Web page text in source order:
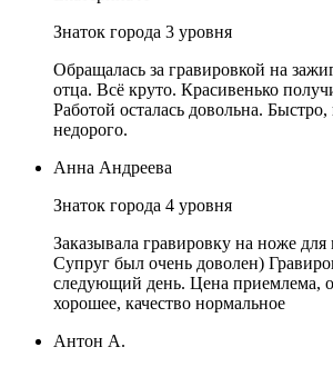
Знаток города 3 уровня
Обращалась за гравировкой на
отца. Всё круто. Красивенько
Работой осталась довольна. Быстро,
недорого.
Анна Андреева
Знаток города 4 уровня
Заказывала гравировку на ноже
Супруг был очень доволен)
следующий день. Цена приемлема,
хорошее, качество нормальное
Антон А.